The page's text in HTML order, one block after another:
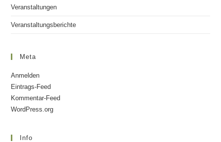
Veranstaltungen
Veranstaltungsberichte
Meta
Anmelden
Eintrags-Feed
Kommentar-Feed
WordPress.org
Info